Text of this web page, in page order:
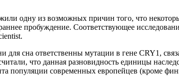
одну из возможных причин того, что
пробуждение. Соответствующее
для сна ответственны мутации в гене CRY1,
что данная разновидность единицы
популяции современных европейцев (кроме